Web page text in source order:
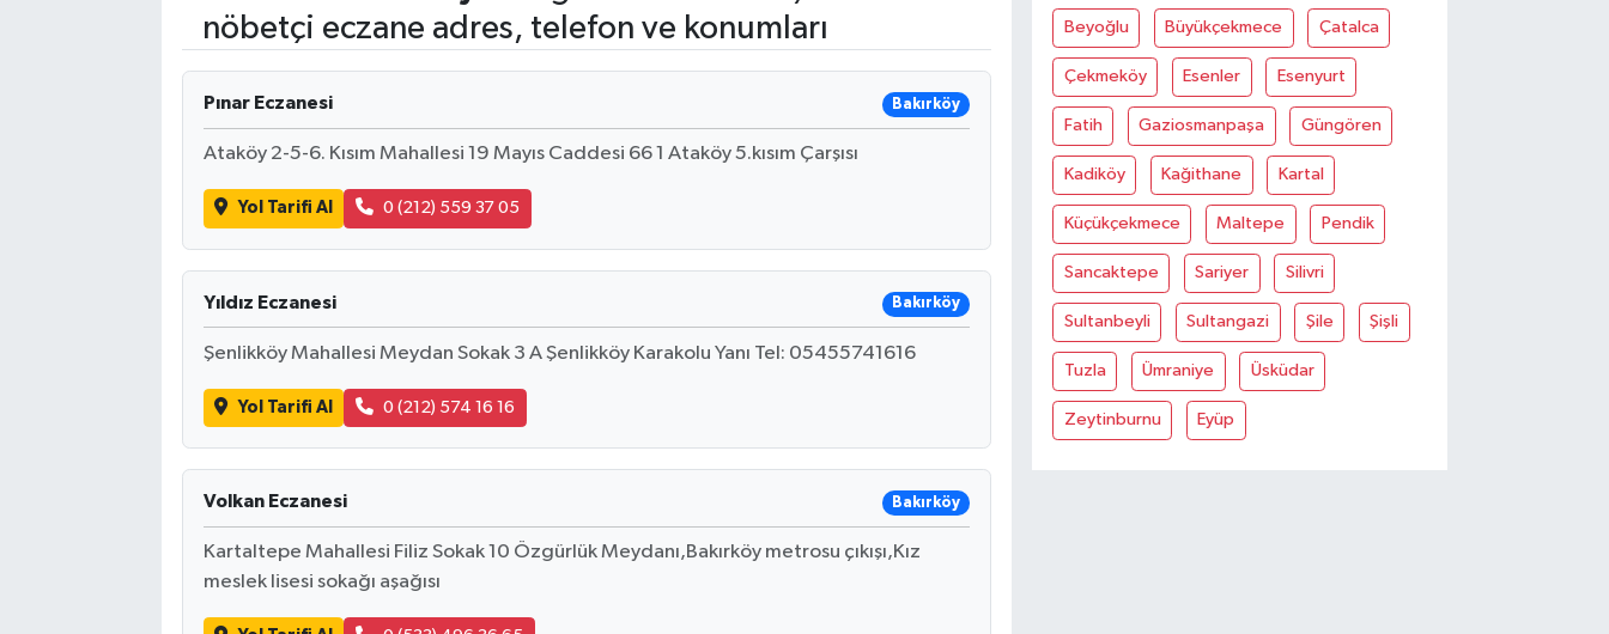
nöbetçi eczane adres, telefon ve konumları
Pınar Eczanesi Bakırköy
Ataköy 2-5-6. Kısım Mahallesi 19 Mayıs Caddesi 66 1 Ataköy 5.kısım Çarşısı
Yol Tarifi Al 0 (212) 559 37 05
Yıldız Eczanesi Bakırköy
Şenlikköy Mahallesi Meydan Sokak 3 A Şenlikköy Karakolu Yanı Tel: 05455741616
Yol Tarifi Al 0 (212) 574 16 16
Volkan Eczanesi Bakırköy
Kartaltepe Mahallesi Filiz Sokak 10 Özgürlük Meydanı,Bakırköy metrosu çıkışı,Kız
meslek lisesi sokağı aşağısı
Beyoğlu Büyükçekmece Çatalca
Çekmeköy Esenler Esenyurt
Fatih Gaziosmanpaşa Güngören
Kadiköy Kağithane Kartal
Küçükçekmece Maltepe Pendik
Sancaktepe Sariyer Silivri
Sultanbeyli Sultangazi Şile Şişli
Tuzla Ümraniye Üsküdar
Zeytinburnu Eyüp